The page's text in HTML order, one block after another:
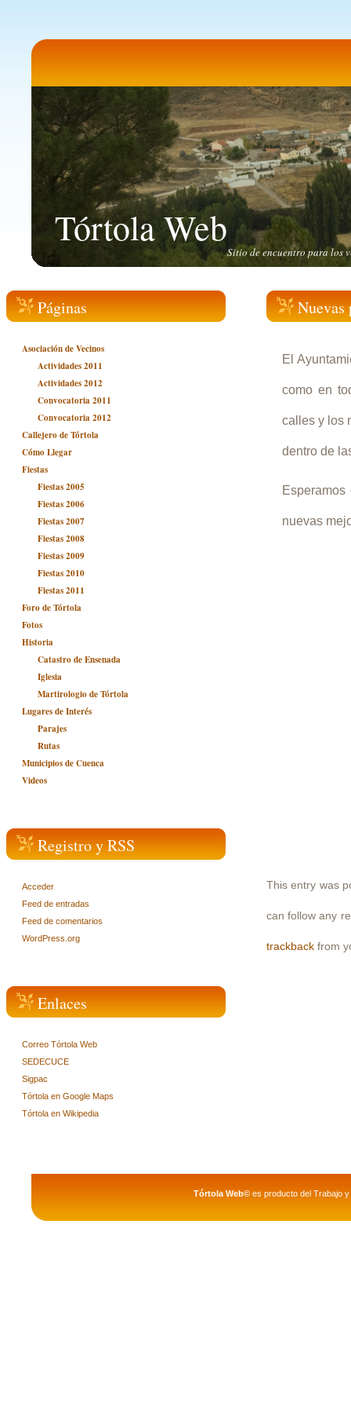
Tórtola Web
Sitio de encuentro para los
Nuevas
El
como en
calles y los
dentro de
nuevas
This entry was
can follow any
trackback from
Páginas
Asociación de Vecinos
Actividades 2011
Actividades 2012
Convocatoria 2011
Convocatoria 2012
Callejero de Tórtola
Cómo Llegar
Fiestas
Fiestas 2005
Fiestas 2006
Fiestas 2007
Fiestas 2008
Fiestas 2009
Fiestas 2010
Fiestas 2011
Foro de Tórtola
Fotos
Historia
Catastro de Ensenada
Iglesia
Martirologio de Tórtola
Lugares de Interés
Parajes
Rutas
Municipios de Cuenca
Videos
Registro y RSS
Acceder
Feed de entradas
Feed de comentarios
WordPress.org
Enlaces
Correo Tórtola Web
SEDECUCE
Sigpac
Tórtola en Google Maps
Tórtola en Wikipedia
Tórtola Web© es producto del Trabajo